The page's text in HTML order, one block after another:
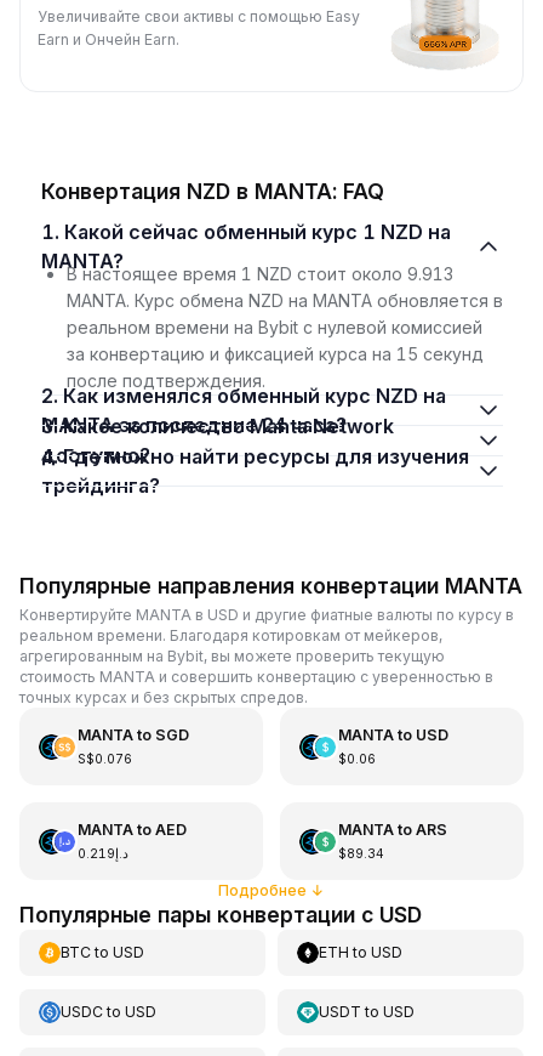
Увеличивайте свои активы с помощью Easy
Earn и Ончейн Earn.
Конвертация NZD в MANTA: FAQ
1. Какой сейчас обменный курс 1 NZD на
MANTA?
В настоящее время 1 NZD стоит около 9.913
MANTA. Курс обмена NZD на MANTA обновляется в
реальном времени на Bybit с нулевой комиссией
за конвертацию и фиксацией курса на 15 секунд
после подтверждения.
2. Как изменялся обменный курс NZD на
MANTA за последние 24 часа?
3. Какое количество Manta Network
доступно?
4. Где можно найти ресурсы для изучения
трейдинга?
Популярные направления конвертации MANTA
Конвертируйте MANTA в USD и другие фиатные валюты по курсу в
реальном времени. Благодаря котировкам от мейкеров,
агрегированным на Bybit, вы можете проверить текущую
стоимость MANTA и совершить конвертацию с уверенностью в
точных курсах и без скрытых спредов.
MANTAto SGD
S$0.076
MANTAto USD
$0.06
MANTAto AED
د.إ0.219
MANTAto ARS
$89.34
Подробнее ↓
Популярные пары конвертации с USD
BTCto USD ETH toUSD
USDCto USD USDT toUSD